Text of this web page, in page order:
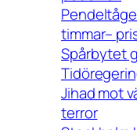
timmar–
Spårbytet
Jihad mot
terror